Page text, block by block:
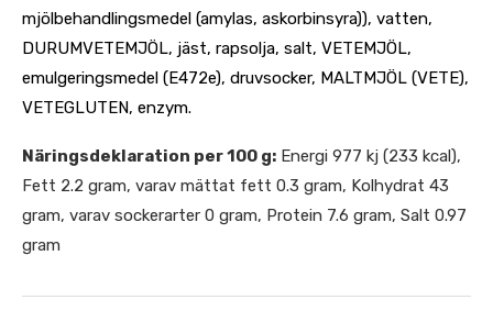
mjölbehandlingsmedel (amylas, askorbinsyra)), vatten,
DURUMVETEMJÖL, jäst, rapsolja, salt, VETEMJÖL,
emulgeringsmedel (E472e), druvsocker, MALTMJÖL (VETE),
VETEGLUTEN, enzym.
Näringsdeklaration per 100 g: Energi 977 kj (233 kcal),
Fett 2.2 gram, varav mättat fett 0.3 gram, Kolhydrat 43
gram, varav sockerarter 0 gram, Protein 7.6 gram, Salt 0.97
gram